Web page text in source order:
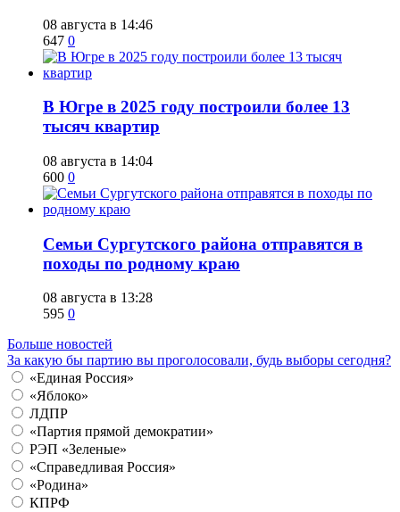
08 августа в 14:46
647 0
​В Югре в 2025 году построили более 13
тысяч квартир
08 августа в 14:04
600 0
​Семьи Сургутского района отправятся в
походы по родному краю
08 августа в 13:28
595 0
Больше новостей
За какую бы партию вы проголосовали, будь выборы сегодня?
«Единая Россия»
«Яблоко»
ЛДПР
«Партия прямой демократии»
РЭП «Зеленые»
«Справедливая Россия»
«Родина»
КПРФ